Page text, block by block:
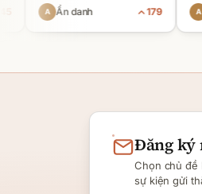
muốn AI làm gì, output ra
sao [2][6] -
Ẩn danh 179
tóm
Đăngký
Chọn chủ đề
sự kiện gửi